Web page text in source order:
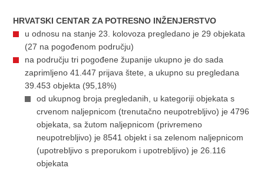
HRVATSKI CENTAR ZA POTRESNO INŽENJERSTVO
u odnosu na stanje 23. kolovoza pregledano je 29 objekata
(27 na pogođenom području)
na području tri pogođene županije ukupno je do sada
zaprimljeno 41.447 prijava štete, a ukupno su pregledana
39.453 objekta (95,18%)
od ukupnog broja pregledanih, u kategoriji objekata s
crvenom naljepnicom (trenutačno neupotrebljivo) je 4796
objekata, sa žutom naljepnicom (privremeno
neupotrebljivo) je 8541 objekt i sa zelenom naljepnicom
(upotrebljivo s preporukom i upotrebljivo) je 26.116
objekata